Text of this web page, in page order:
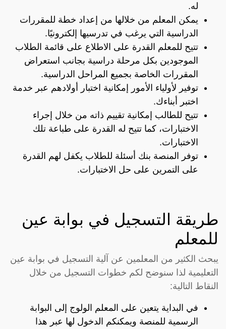
له.
يمكن المعلم من خلالها من إعداد خطة للمقررات
الدراسية التي يرغب في تدرسيها إلكترونيًا.
تتيح للمعلم القدرة على الاطلاع على قائمة الطلاب
الموجودين بكل مرحلة دراسية بجانب استعراض
المقررات الخاصة بجميع المراحل الدراسية.
توفير لأولياء الأمور إمكانية اختبار أولادهم عبر خدمة
اختبر أبناءك.
تتيح للطالب إمكانية تقييم ذاته من خلال إجراء
الاختبارات، كما تتيح له القدرة على طباعة تلك
الاختبارات.
توفر المنصة بنك أسئلة للطلاب يكفل لهم القدرة
على التمرين على حل الاختبارات.
طريقة التسجيل في بوابة عين
للمعلم
يبحث الكثير من المعلمين عن آلية التسجيل في بوابة عين
التعليمية لذا سنوضح لكم خطوات التسجيل من خلال
النقاط التالية:
في البداية يتعين على المعلم الولوج إلى البوابة
الرسمية للمنصة ويمكنكم الدخول لها عبر هذا